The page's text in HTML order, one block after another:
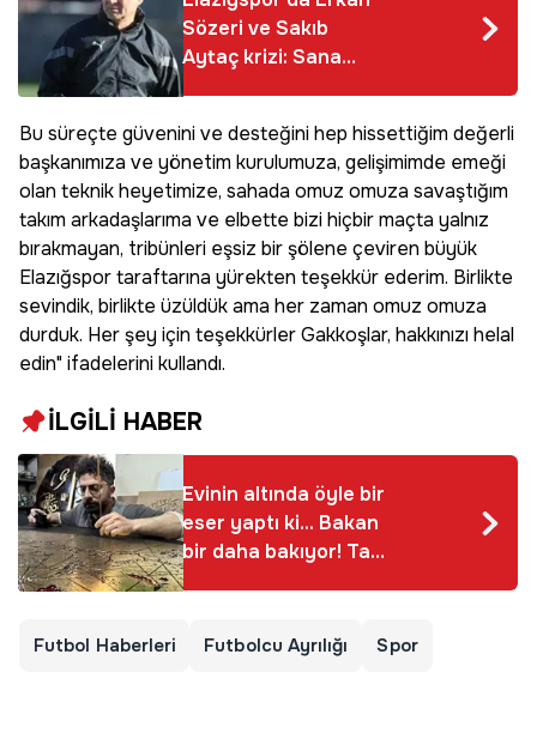
Sözeri ve Sakıb
Aytaç krizi: Sana
Bu süreçte güvenini ve desteğini hep hissettiğim değerli
başkanımıza ve yönetim kurulumuza, gelişimimde emeği
olan teknik heyetimize, sahada omuz omuza savaştığım
takım arkadaşlarıma ve elbette bizi hiçbir maçta yalnız
bırakmayan, tribünleri eşsiz bir şölene çeviren büyük
Elazığspor taraftarına yürekten teşekkür ederim. Birlikte
sevindik, birlikte üzüldük ama her zaman omuz omuza
durduk. Her şey için teşekkürler Gakkoşlar, hakkınızı helal
edin" ifadelerini kullandı.
İLGİLİ HABER
Evinin altında öyle bir
eser yaptı ki... Bakan
bir daha bakıyor! Tam
1 ay boyunca gece
Futbol Haberleri Futbolcu Ayrılığı Spor